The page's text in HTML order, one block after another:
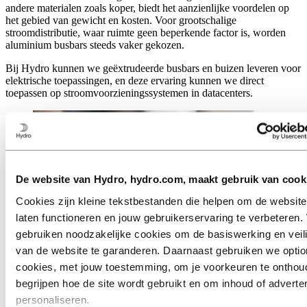
De website van Hydro, hydro.com, maakt gebruik van
Cookies zijn kleine tekstbestanden die helpen om de
laten functioneren en jouw gebruikerservaring te verbeteren.
gebruiken noodzakelijke cookies om de basiswerking en
van de website te garanderen. Daarnaast gebruiken we
cookies, met jouw toestemming, om je voorkeuren te
begrijpen hoe de site wordt gebruikt en om inhoud of
personaliseren.
andere materialen zoals koper, biedt het aanzienlijke voordelen op
het gebied van gewicht en kosten. Voor grootschalige
stroomdistributie, waar ruimte geen beperkende factor is, worden
aluminium busbars steeds vaker gekozen.
Bij Hydro kunnen we geëxtrudeerde busbars en buizen leveren voor
elektrische toepassingen, en deze ervaring kunnen we direct
toepassen op stroomvoorzieningssystemen in datacenters.